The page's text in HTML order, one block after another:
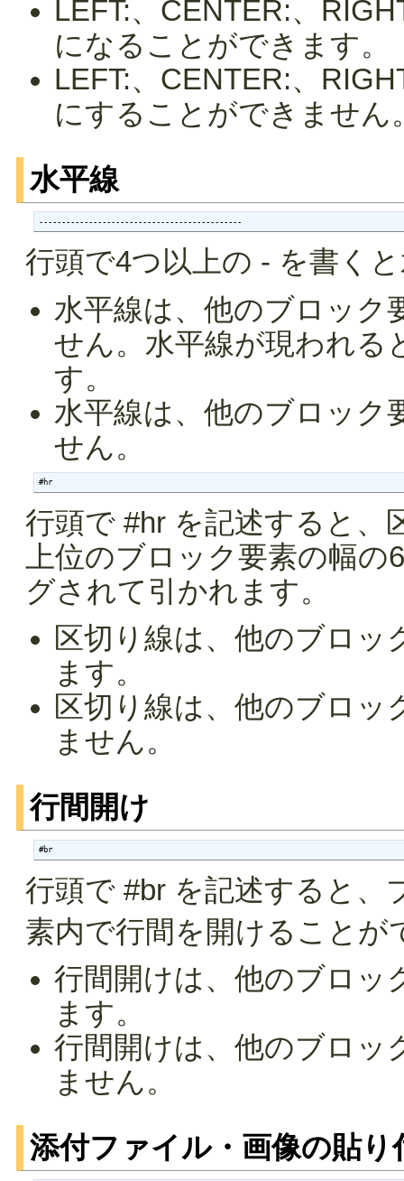
LEFT:、CENTER:、
になることができます。
LEFT:、CENTER:、
にすることができません
水平線
---------------------------------------------
行頭で4つ以上の - を書く
水平線は、他のブロック
せん。水平線が現われる
す。
水平線は、他のブロック
せん。
#hr
行頭で #hr を記述すると、
上位のブロック要素の幅
グされて引かれます。
区切り線は、他のブロ
ます。
区切り線は、他のブロ
ません。
行間開け
#br
行頭で #br を記述すると、
素内で行間を開けることが
行間開けは、他のブロッ
ます。
行間開けは、他のブロッ
ません。
添付ファイル・画像の貼り